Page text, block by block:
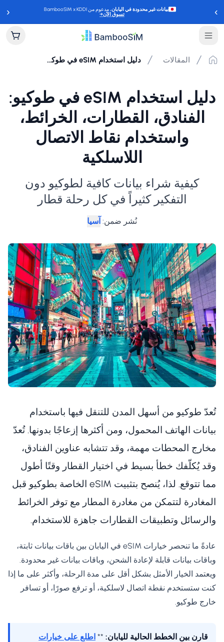
‹ بيانات غير محدودة في اليابان، مدعوم من BambooSIM x KDDI
تسوق الآن→ ›
المقالات دليل استخدام eSIM في طوكيو: الفنادق، القطارات، الخرائط، واستخدام نقاط الاتصال اللاسلكية
دليل استخدام eSIM في طوكيو:
الفنادق، القطارات، الخرائط،
واستخدام نقاط الاتصال
اللاسلكية
كيفية شراء بيانات كافية لطوكيو دون
التفكير كثيراً في كل رحلة قطار
نُشر ضمن: آسيا
تُعدّ طوكيو من أسهل المدن للتنقل فيها باستخدام
بيانات الهاتف المحمول، ومن أكثرها إزعاجًا بدونها. تُعدّ
مخارج المحطات مهمة، وقد تتشابه عناوين الفنادق،
وقد يُكلّفك خطأ بسيط في اختيار القطار وقتًا أطول
مما تتوقع. لذا، يُنصح بتثبيت eSIM الخاصة بطوكيو قبل
المغادرة لتتمكن من مغادرة المطار مع توفر الخرائط
والرسائل وتطبيقات القطارات جاهزة للاستخدام.
عادةً ما تنحصر خيارات eSIM في اليابان بين باقات بيانات ثابتة،
وباقات بيانات قابلة لإعادة الشحن، وباقات بيانات غير محدودة.
ويعتمد الخيار الأمثل بشكل أقل على مدة الرحلة، وأكثر على ما إذا
كنت ستستخدم نقطة اتصال لاسلكية، أو ترفع صورًا، أو تسافر
خارج طوكيو.
قارن بين الخطط الحالية لليابان: ** اطلع على خيارات